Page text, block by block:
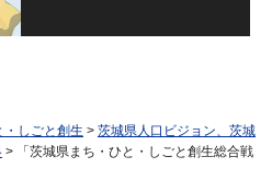
・しごと創生 > 茨城県人口ビジョン、茨城
> 「茨城県まち・ひと・しごと創生総合戦